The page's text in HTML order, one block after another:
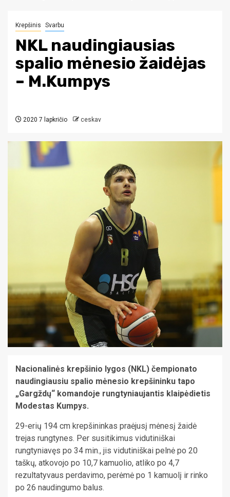
Krepšinis Svarbu
NKL naudingiausias
spalio mėnesio žaidėjas
– M.Kumpys
2020 7 lapkričio ceskav
Nacionalinės krepšinio lygos (NKL) čempionato
naudingiausiu spalio mėnesio krepšininku tapo
„Gargždų“ komandoje rungtyniaujantis klaipėdietis
Modestas Kumpys.
29-erių 194 cm krepšininkas praėjusį mėnesį žaidė
trejas rungtynes. Per susitikimus vidutiniškai
rungtyniavęs po 34 min., jis vidutiniškai pelnė po 20
taškų, atkovojo po 10,7 kamuolio, atliko po 4,7
rezultatyvaus perdavimo, perėmė po 1 kamuolį ir rinko
po 26 naudingumo balus.